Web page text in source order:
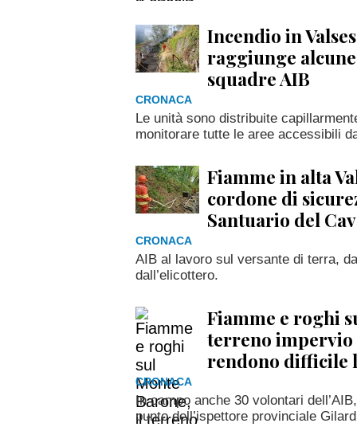
Incendio in
raggiunge
squadre AIB
CRONACA
Le unità sono distribuite
monitorare tutte le aree accessibili
Fiamme in alta
cordone di
Santuario del
CRONACA
AIB al lavoro sul versante di terra,
dall’elicottero.
Fiamme e roghi
terreno impervio
rendono difficile
CRONACA
In campo anche 30 volontari
punto dell’ispettore provinciale